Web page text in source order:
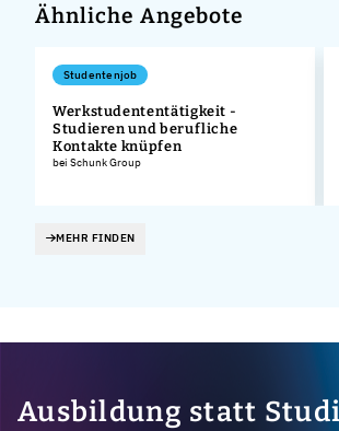
Ähnliche Angebote
Studentenjob
Werkstudententätigkeit -
Studieren und berufliche
Kontakte knüpfen
bei Schunk Group
MEHR FINDEN
Ausbildung statt